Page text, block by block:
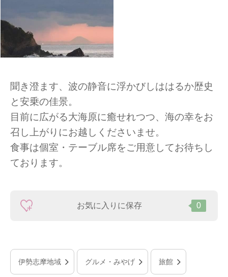
聞き澄ます、波の静音に浮かびしははるか歴史
と安乗の佳景。
目前に広がる大海原に癒せれつつ、海の幸をお
召し上がりにお越しくださいませ。
食事は個室・テーブル席をご用意してお待ちし
ております。
お気に入りに保存 0
伊勢志摩地域 グルメ・みやげ 旅館